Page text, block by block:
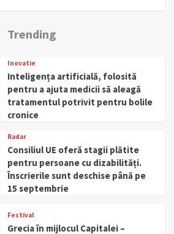
Trending
Inovatie
Inteligența artificială, folosită
pentru a ajuta medicii să aleagă
tratamentul potrivit pentru bolile
cronice
Radar
Consiliul UE oferă stagii plătite
pentru persoane cu dizabilități.
Înscrierile sunt deschise până pe
15 septembrie
Festival
Grecia în mijlocul Capitalei –